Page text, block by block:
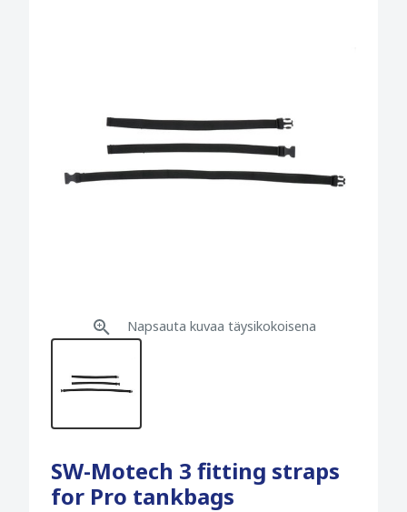
Napsauta kuvaa täysikokoisena
SW-Motech 3 fitting straps
for Pro tankbags